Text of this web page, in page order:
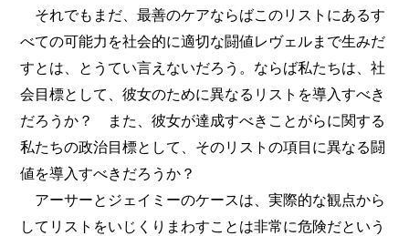
それでもまだ、最善のケアならばこのリストにあるす
べての可能力を社会的に適切な闘値レヴェルまで生みだ
すとは、とうてい言えないだろう。ならば私たちは、社
会目標として、彼女のために異なるリストを導入すべき
だろうか？ また、彼女が達成すべきことがらに関する
私たちの政治目標として、そのリストの項目に異なる闘
値を導入すべきだろうか？
アーサーとジェイミーのケースは、実際的な観点から
してリストをいじくりまわすことは非常に危険だという